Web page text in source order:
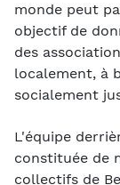
monde peut
objectif de
des
localement, à
socialement
L'équipe
constituée de
collectifs de